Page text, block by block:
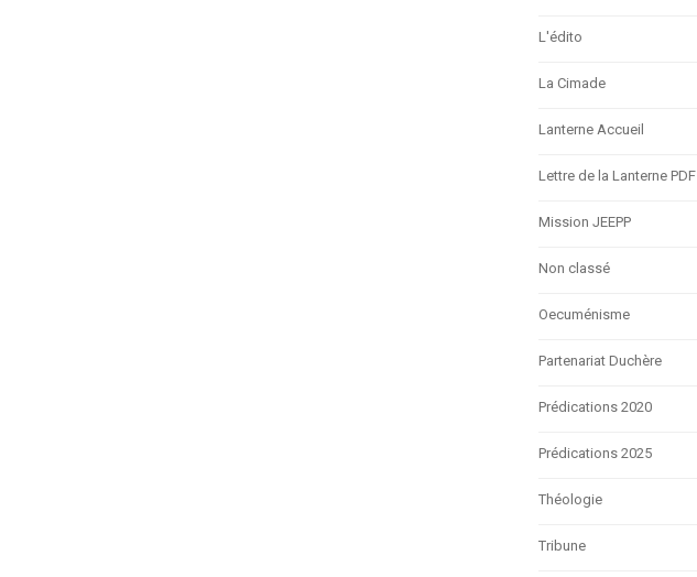
L'édito
La Cimade
Lanterne Accueil
Lettre de la Lanterne PDF
Mission JEEPP
Non classé
Oecuménisme
Partenariat Duchère
Prédications 2020
Prédications 2025
Théologie
Tribune